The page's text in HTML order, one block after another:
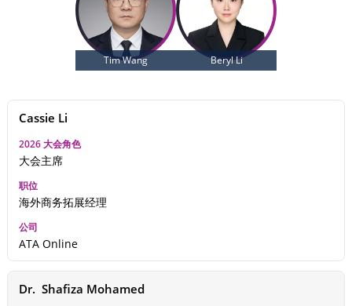
Tim Wang Beryl Li
Cassie Li
大会主席
海外商务拓展经理
ATA Online
Dr.  Shafiza Mohamed